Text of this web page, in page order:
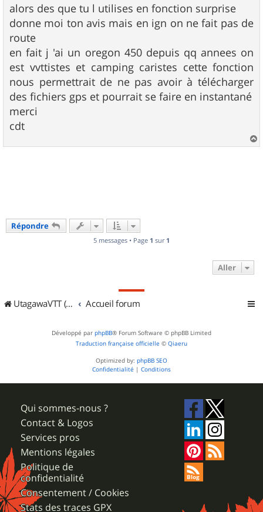
s
s
a
g
e
alors des que tu l utilises en fonction surprise
donne moi ton avis mais en ign on ne fait pas de
route
en fait j 'ai un oregon 450 depuis qq annees on
est vvttistes et camping caristes cette fonction
nous permettrait de ne pas avoir à télécharger
des fichiers gps et pourrait se faire en instantané
merci
cdt
a
Répondre
5 messages • Page 1 sur 1
Aller
UtagawaVTT (Randos VTT et VTTAE avec traces GPS) Accueil forum
Développé par phpBB® Forum Software © phpBB Limited
Traduction française officielle © Qiaeru
Optimized by: phpBB SEO
Confidentialité | Conditions
Qui sommes-nous ?
Contact & Logos
Services pros
Mentions légales
Politique de
confidentialité
Consentement / Cookies
Stats des traces GPX